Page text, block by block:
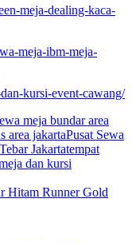
meja-dealing-kaca-
meja-ibm-meja-
kursi-event-cawang/
meja bundar area
area jakartaPusat Sewa
Jakartatempat
dan kursi